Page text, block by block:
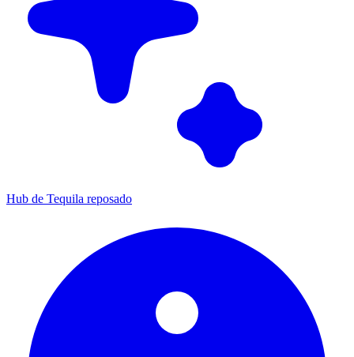
Hub de Tequila reposado